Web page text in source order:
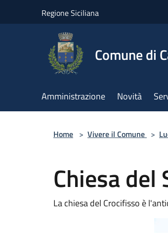
Regione Siciliana
Comune di
Amministrazione Novità
Home > Vivere il Comune >
Chiesa del
La chiesa del Crocifisso è